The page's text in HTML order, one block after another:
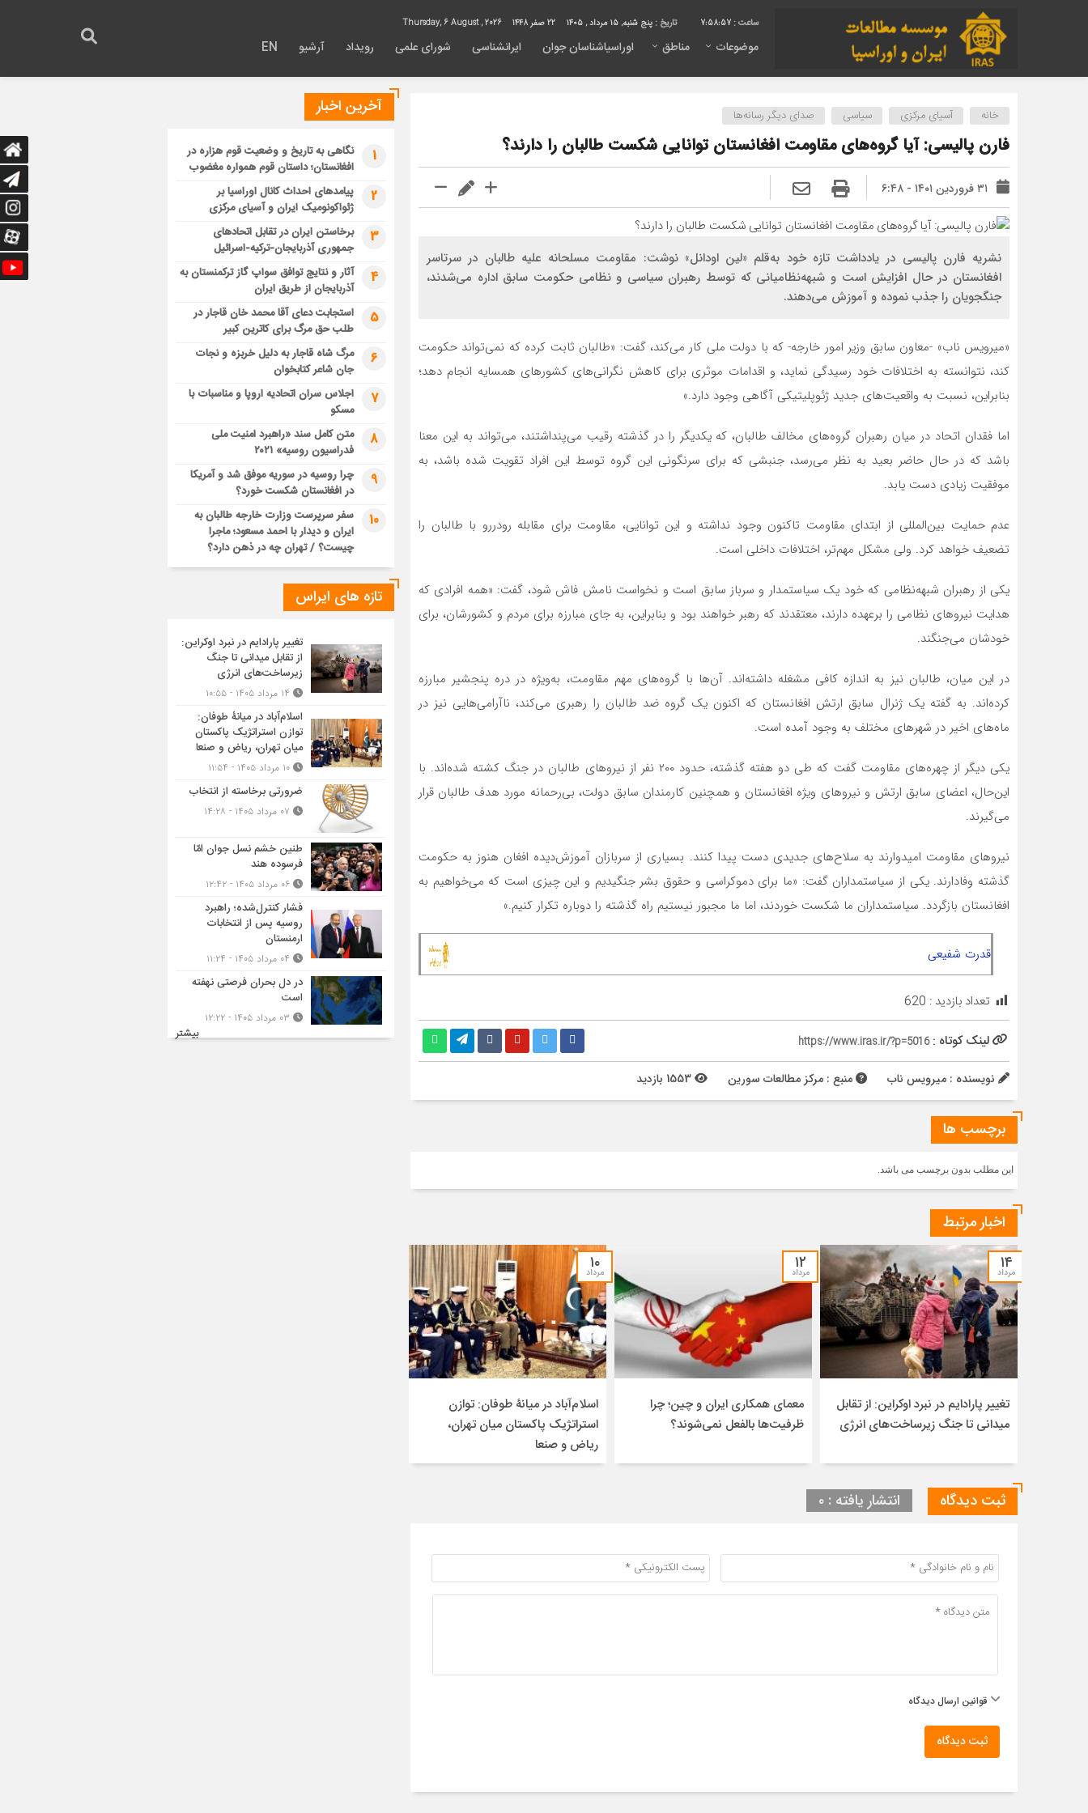
7:58:58 تاریخ : پنج شنبه, ۱۵ مرداد , ۱۴۰۵ 22 صفر 1448
موضوعات مناطق اوراسیاشناسان جوان ایرانشناسی شورای علمی رویداد آرشیو EN
خانه آسیای مرکزی سیاسی صدای دیگر رسانه‌ها
فارن پالیسی: آیا گروه‌های مقاومت افغانستان توانایی شکست طالبان را دارند؟
۳۱ فروردین ۱۴۰۱ - ۶:۴۸
نشریه فارن پالیسی در یادداشت تازه خود به‌قلم «لین اودانل» نوشت: مقاومت مسلحانه علیه طالبان در سرتاسر
افغانستان در حال افزایش است و شبهه‌نظامیانی که توسط رهبران سیاسی و نظامی حکومت سابق اداره می‌شدند،
جنگجویان را جذب نموده و آموزش می‌دهند.
«میرویس ناب» -معاون سابق وزیر امور خارجه- که با دولت ملی کار می‌کند، گفت: «طالبان ثابت کرده‌ که نمی‌تواند حکومت
کند، نتوانسته به اختلافات خود رسیدگی نماید، و اقدامات موثری برای کاهش نگرانی‌های کشورهای همسایه انجام دهد؛
بنابراین، نسبت به واقعیت‌های جدید ژئوپلیتیکی آگاهی وجود دارد.»
اما فقدان اتحاد در میان رهبران گروه‌های مخالف طالبان، که یکدیگر را در گذشته رقیب می‌پنداشتند، می‌تواند به این معنا
باشد که در حال حاضر بعید به نظر می‌رسد، جنبشی که برای سرنگونی این گروه توسط این افراد تقویت شده باشد، به
موفقیت زیادی دست یابد.
عدم حمایت بین‌المللی از ابتدای مقاومت تاکنون وجود نداشته و این توانایی، مقاومت برای مقابله رودررو با طالبان را
تضعیف خواهد کرد. ولی مشکل مهم‌تر، اختلافات داخلی است.
یکی از رهبران شبهه‌نظامی که خود یک سیاستمدار و سرباز سابق است و نخواست نامش فاش شود، گفت: «همه افرادی که
هدایت‌ نیروهای نظامی را برعهده دارند، معتقدند که رهبر خواهند بود و بنابراین، به جای مبارزه برای مردم و کشورشان، برای
خودشان می‌جنگند.
در این میان، طالبان نیز به اندازه کافی مشغله داشته‌اند. آن‌ها با گروه‌های مهم مقاومت، به‌ویژه در دره پنجشیر مبارزه
کرده‌اند. به گفته یک ژنرال سابق ارتش افغانستان که اکنون یک گروه ضد طالبان را رهبری می‌کند، ناآرامی‌هایی نیز در
ماه‌های اخیر در شهر‌های مختلف به وجود آمده است.
یکی دیگر از چهره‌های مقاومت گفت که طی دو هفته گذشته، حدود ۲۰۰ نفر از نیروهای طالبان در جنگ کشته شده‌اند. با‌
این‌حال، اعضای سابق ارتش و نیروهای ویژه افغانستان و همچنین کارمندان سابق دولت، بی‌رحمانه مورد هدف طالبان قرار
می‌گیرند.
نیروهای مقاومت امیدوارند به سلاح‌های جدیدی دست پیدا کنند. بسیاری از سربازان آموزش‌دیده افغان هنوز به حکومت
گذشته وفادارند. یکی از سیاستمداران گفت: «ما برای دموکراسی و حقوق بشر جنگیدیم و این چیزی است که می‌خواهیم به
افغانستان بازگردد. سیاستمداران ما شکست خوردند، اما ما مجبور نیستیم راه گذشته را دوباره تکرار کنیم.»
قدرت شفیعی
تعداد بازدید : 620
لینک کوتاه :https://www.iras.ir/?p=5016
نویسنده : میرویس ناب منبع : مرکز مطالعات سورین
برچسب ها
این مطلب بدون برچسب می باشد.
اخبار مرتبط
۱۴
مرداد
تغییر پارادایم در نبرد اوکراین: از تقابل
میدانی تا جنگ زیرساخت‌های انرژی
۱۲
مرداد
معمای همکاری ایران و چین؛ چرا
ظرفیت‌ها بالفعل نمی‌شوند؟
۱۰
مرداد
اسلام‌آباد در میانۀ طوفان: توازن
استراتژیک پاکستان میان تهران،
ریاض و صنعا
ثبت دیدگاه انتشار یافته : ۰
قوانین ارسال دیدگاه
ثبت دیدگاه
آخرین اخبار
1
نگاهی به تاریخ و وضعیت قوم هزاره در
افغانستان؛ داستان قوم همواره مغضوب
2
پیامدهای احداث کانال اوراسیا بر
ژئواکونومیک ایران و آسیای مرکزی
3
برخاستن ایران در تقابل اتحادهای
جمهوری آذربایجان-ترکیه-اسرائیل
4
آثار و نتایج توافق سواپ گاز ترکمنستان به
آذربایجان از طریق ایران
5
استجابت دعای آقا محمد خان قاجار در
طلب حق مرگ برای کاترین کبیر
6
مرگ شاه قاجار به دلیل خربزه و نجات
جان شاعر کتابخوان
7
اجلاس سران اتحادیه اروپا و مناسبات با
مسکو
8
متن کامل سند «راهبرد امنیت ملی
فدراسیون روسیه» ۲۰۲۱
9
چرا روسیه در سوریه موفق شد و آمریکا
در افغانستان شکست خورد؟
10
سفر سرپرست وزارت خارجه طالبان به
ایران و دیدار با احمد مسعود؛ ماجرا
چیست؟ / تهران چه در ذهن دارد؟
تازه های ایراس
تغییر پارادایم در نبرد اوکراین:
از تقابل میدانی تا جنگ
زیرساخت‌های انرژی
اسلام‌آباد در میانۀ طوفان:
توازن استراتژیک پاکستان
میان تهران، ریاض و صنعا
ضرورتی برخاسته از انتخاب
طنین خشم نسل جوان امّا
فرسوده هند
فشار کنترل‌شده؛ راهبرد
روسیه پس از انتخابات
ارمنستان
در دل بحران فرصتی نهفته
است
بیشتر